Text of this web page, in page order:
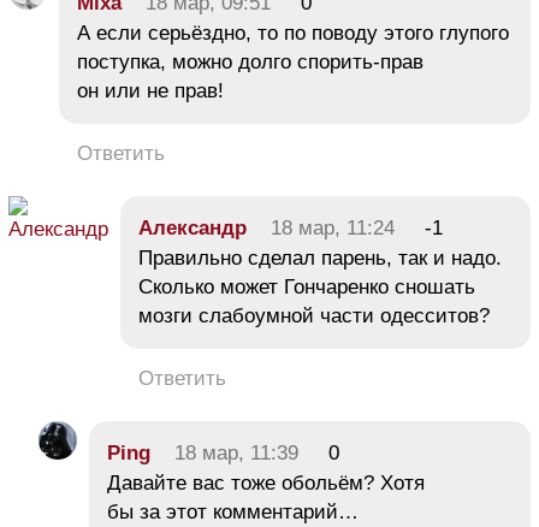
А если серьёздно, то по поводу этого глупого
поступка, можно долго спорить-прав
он или не прав!
Ответить
Александр 18 мар, 11:24
-1
Правильно сделал парень, так и надо.
Сколько может Гончаренко сношать
мозги слабоумной части одесситов?
Ответить
Ping 18 мар, 11:39
0
Давайте вас тоже обольём? Хотя
бы за этот комментарий…